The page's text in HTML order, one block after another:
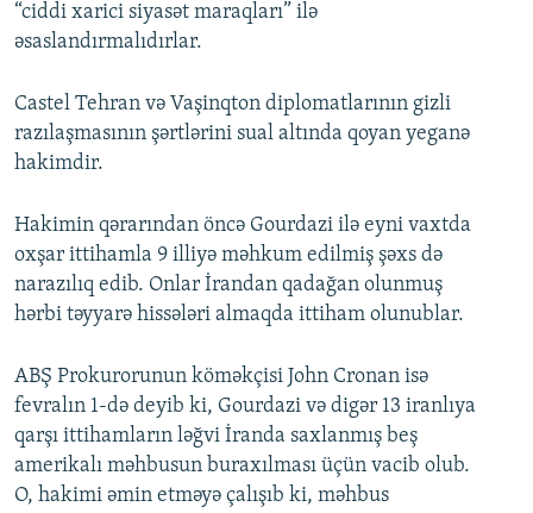
“ciddi xarici siyasət maraqları” ilə
əsaslandırmalıdırlar.
Castel Tehran və Vaşinqton diplomatlarının gizli
razılaşmasının şərtlərini sual altında qoyan yeganə
hakimdir.
Hakimin qərarından öncə Gourdazi ilə eyni vaxtda
oxşar ittihamla 9 illiyə məhkum edilmiş şəxs də
narazılıq edib. Onlar İrandan qadağan olunmuş
hərbi təyyarə hissələri almaqda ittiham olunublar.
ABŞ Prokurorunun köməkçisi John Cronan isə
fevralın 1-də deyib ki, Gourdazi və digər 13 iranlıya
qarşı ittihamların ləğvi İranda saxlanmış beş
amerikalı məhbusun buraxılması üçün vacib olub.
O, hakimi əmin etməyə çalışıb ki, məhbus